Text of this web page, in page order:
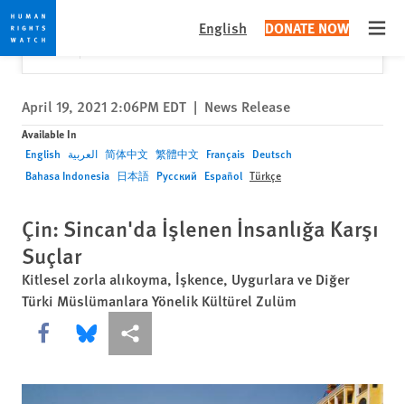
Skip
to
cookie
privacy
notice
Skip
to
main
content
English DONATE NOW
Would you like to read this page in English?
Yes
✕
April 19, 2021 2:06PM EDT | News Release
Available In
English العربية 简体中文 繁體中文 Français Deutsch
Bahasa Indonesia 日本語 Русский Español Türkçe
Çin: Sincan'da İşlenen İnsanlığa Karşı
Suçlar
Kitlesel zorla alıkoyma, İşkence, Uygurlara ve Diğer
Türki Müslümanlara Yönelik Kültürel Zulüm
Share this via Facebook
Share this via Bluesky
More sharing options